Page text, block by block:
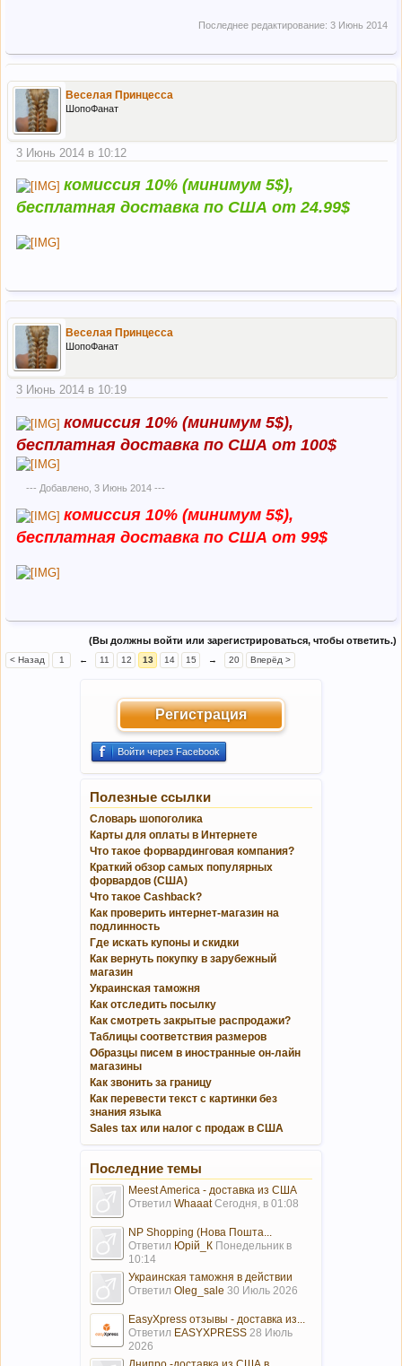
Последнее редактирование: 3 Июнь 2014
Веселая Принцесса
ШопоФанат
3 Июнь 2014 в 10:12
комиссия 10% (минимум 5$),
бесплатная доставка по США от 24.99$
Веселая Принцесса
ШопоФанат
3 Июнь 2014 в 10:19
комиссия 10% (минимум 5$),
бесплатная доставка по США от 100$
--- Добавлено, 3 Июнь 2014---
комиссия 10% (минимум 5$),
бесплатная доставка по США от 99$
(Вы должны войти или зарегистрироваться, чтобы ответить.)
< Назад 1 ← 11 12 13 14 15 → 20 Вперёд >
Регистрация
Войти через Facebook
Полезные ссылки
Словарь шопоголика
Карты для оплаты в Интернете
Что такое форвардинговая компания?
Краткий обзор самых популярных
форвардов (США)
Что такое Cashback?
Как проверить интернет-магазин на
подлинность
Где искать купоны и скидки
Как вернуть покупку в зарубежный
магазин
Украинская таможня
Как отследить посылку
Как смотреть закрытые распродажи?
Таблицы соответствия размеров
Образцы писем в иностранные он-лайн
магазины
Как звонить за границу
Как перевести текст с картинки без
знания языка
Sales tax или налог с продаж в США
Последние темы
Meest America - доставка из США
Ответил Whaaat Сегодня, в 01:08
NP Shopping (Нова Пошта...
Ответил Юрій_К Понедельник в
10:14
Украинская таможня в действии
Ответил Oleg_sale 30 Июль 2026
EasyXpress отзывы - доставка из...
Ответил EASYXPRESS 28 Июль
2026